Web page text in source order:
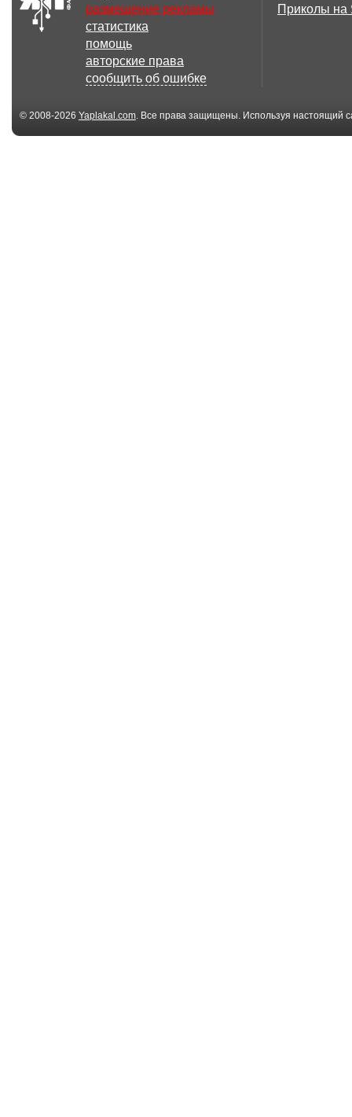
размещение рекламы
статистика
помощь
авторские права
сообщить об ошибке
Приколы
© 2008-2026 Yaplakal.com. Все права защищены. Используя настоящий